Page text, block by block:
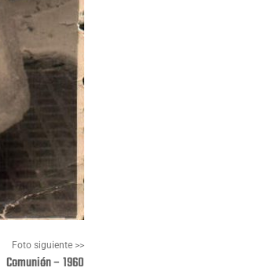
Foto siguiente >>
Comunión – 1960